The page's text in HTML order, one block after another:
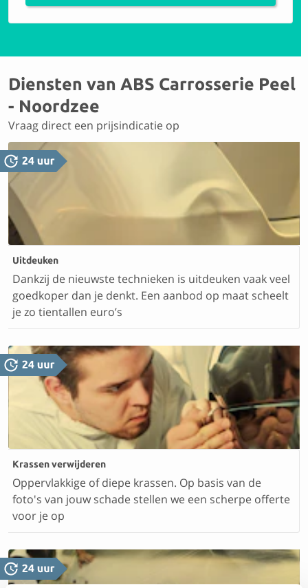
Diensten van ABS Carrosserie Peel
- Noordzee
Vraag direct een prijsindicatie op
Uitdeuken
Dankzij de nieuwste technieken is uitdeuken vaak veel
goedkoper dan je denkt. Een aanbod op maat scheelt
je zo tientallen euro’s
Krassen verwijderen
Oppervlakkige of diepe krassen. Op basis van de
foto's van jouw schade stellen we een scherpe offerte
voor je op